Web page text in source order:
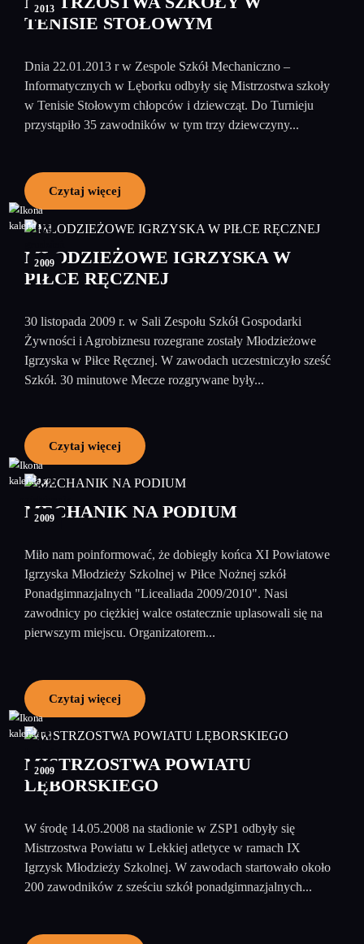
2013
TENISIE STOŁOWYM
Dnia 22.01.2013 r w Zespole Szkół Mechaniczno –
Informatycznych w Lęborku odbyły się Mistrzostwa szkoły
w Tenisie Stołowym chłopców i dziewcząt. Do Turnieju
przystąpiło 35 zawodników w tym trzy dziewczyny...
Czytaj więcej
09
2009
MŁODZIEŻOWE IGRZYSKA W
PIŁCE RĘCZNEJ
30 listopada 2009 r. w Sali Zespołu Szkół Gospodarki
Żywności i Agrobiznesu rozegrane zostały Młodzieżowe
Igrzyska w Piłce Ręcznej. W zawodach uczestniczyło sześć
Szkół. 30 minutowe Mecze rozgrywane były...
Czytaj więcej
22
2009
MECHANIK NA PODIUM
Miło nam poinformować, że dobiegły końca XI Powiatowe
Igrzyska Młodzieży Szkolnej w Piłce Nożnej szkół
Ponadgimnazjalnych "Licealiada 2009/2010". Nasi
zawodnicy po ciężkiej walce ostatecznie uplasowali się na
pierwszym miejscu. Organizatorem...
Czytaj więcej
19
2009
MISTRZOSTWA POWIATU
LĘBORSKIEGO
W środę 14.05.2008 na stadionie w ZSP1 odbyły się
Mistrzostwa Powiatu w Lekkiej atletyce w ramach IX
Igrzysk Młodzieży Szkolnej. W zawodach startowało około
200 zawodników z sześciu szkół ponadgimnazjalnych...